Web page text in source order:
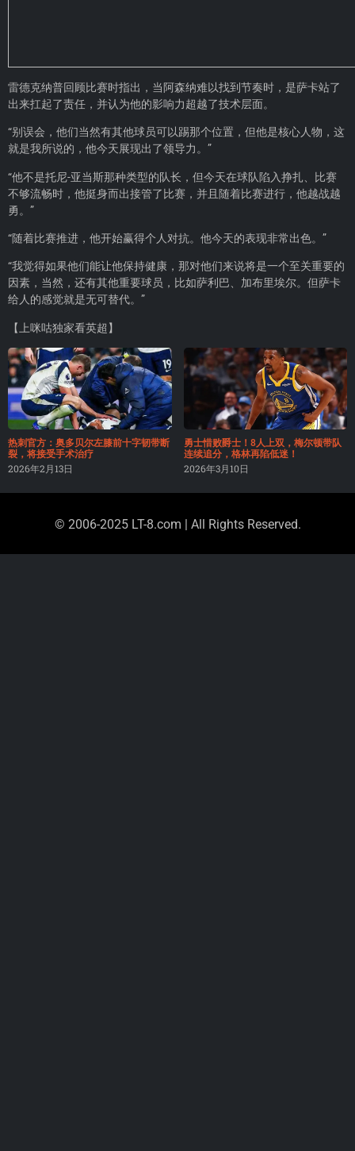
雷德克纳普回顾比赛时指出，当阿森纳难以找到节奏时，是萨卡站了
出来扛起了责任，并认为他的影响力超越了技术层面。
“别误会，他们当然有其他球员可以踢那个位置，但他是核心人物，这
就是我所说的，他今天展现出了领导力。”
“他不是托尼-亚当斯那种类型的队长，但今天在球队陷入挣扎、比赛
不够流畅时，他挺身而出接管了比赛，并且随着比赛进行，他越战越
勇。”
“随着比赛推进，他开始赢得个人对抗。他今天的表现非常出色。”
“我觉得如果他们能让他保持健康，那对他们来说将是一个至关重要的
因素，当然，还有其他重要球员，比如萨利巴、加布里埃尔。但萨卡
给人的感觉就是无可替代。”
【上咪咕独家看英超】
热刺官方：奥多贝尔左膝前十字韧带断
裂，将接受手术治疗
2026年2月13日
勇士惜败爵士！8人上双，梅尔顿带队
连续追分，格林再陷低迷！
2026年3月10日
© 2006-2025 LT-8.com | All Rights Reserved.